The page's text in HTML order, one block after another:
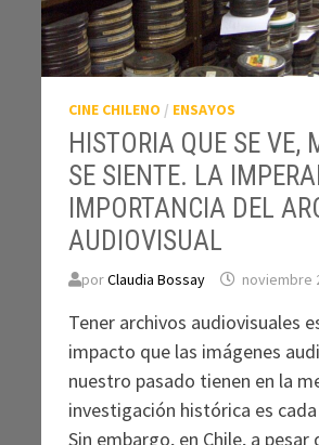
CINE CHILENO / ENSAYOS
HISTORIA QUE SE VE,
SE SIENTE. LA
IMPORTANCIA DEL
AUDIOVISUAL
porClaudia Bossay noviembre
Tener archivos audiovisuales
impacto que las imágenes
nuestro pasado tienen en la
investigación histórica es
Sin embargo, en Chile, a